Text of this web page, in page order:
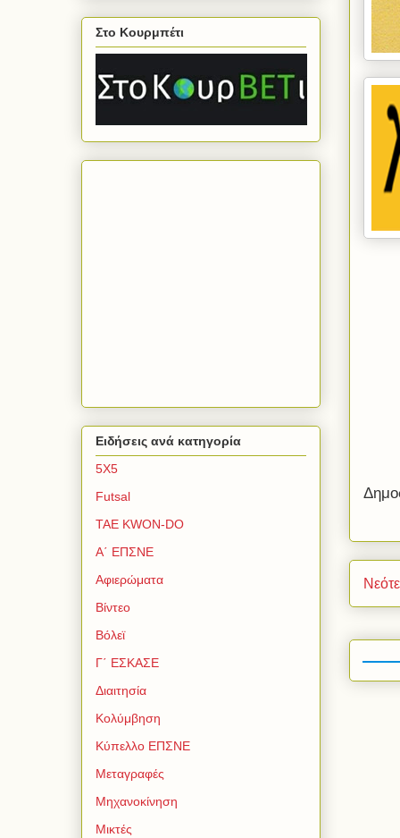
Στο Κουρμπέτι
Ειδήσεις ανά κατηγορία
5Χ5
Futsal
TAE KWON-DO
Α΄ ΕΠΣΝΕ
Αφιερώματα
Βίντεο
Βόλεϊ
Γ΄ ΕΣΚΑΣΕ
Διαιτησία
Κολύμβηση
Κύπελλο ΕΠΣΝΕ
Μεταγραφές
Μηχανοκίνηση
Μικτές